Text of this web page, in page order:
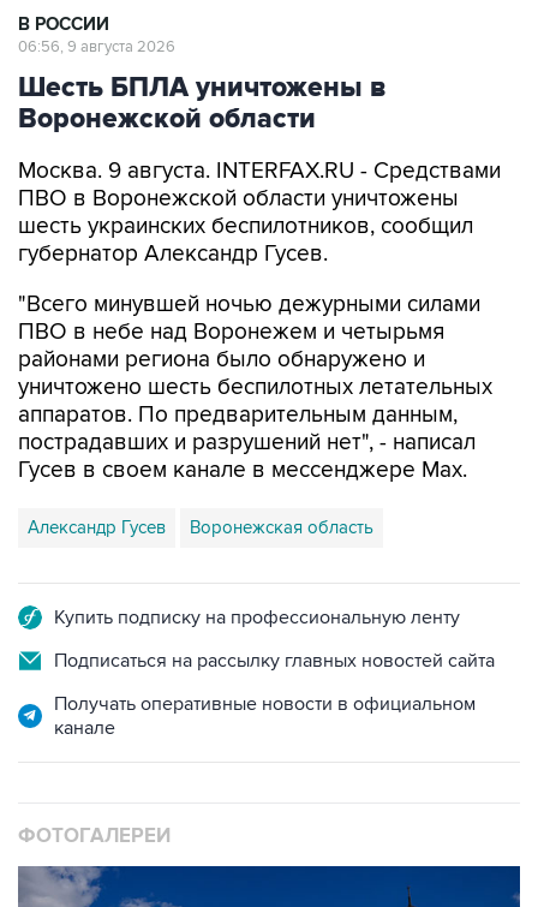
Шесть БПЛА уничтожены в
Воронежской области
Москва. 9 августа. INTERFAX.RU - Средствами
шесть украинских беспилотников, сообщил
губернатор Александр Гусев.
"Всего минувшей ночью дежурными силами
районами региона было обнаружено и
уничтожено шесть беспилотных летательных
аппаратов. По предварительным данным,
пострадавших и разрушений нет", - написал
Гусев в своем канале в мессенджере Max.
Александр Гусев Воронежская область
Подписаться на рассылку главных новостей сайта
Получать оперативные новости в официальном